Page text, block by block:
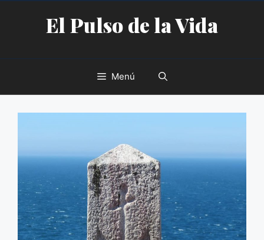
contenidoEl Pulso de la Vida
Menú